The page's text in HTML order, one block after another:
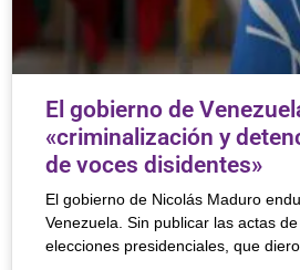
El gobierno de
«criminalización y
de voces disidentes»
El gobierno de Nicolás Maduro
Venezuela. Sin publicar las actas
elecciones presidenciales, que